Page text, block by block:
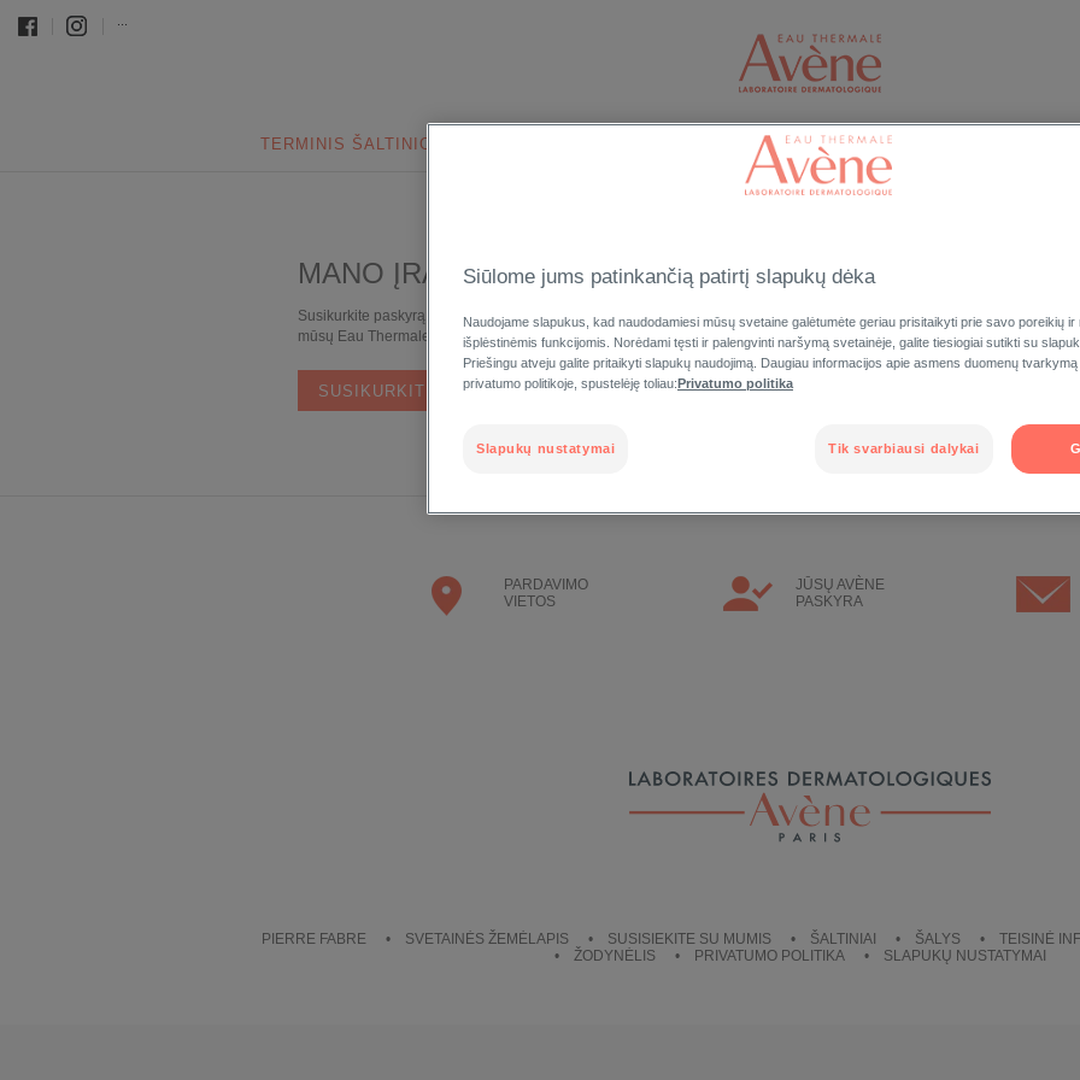
TERMINIS ŠALTINIO VANDUO APSAUGA NUO SAULĖS
PRISIJUNGTI
Pamiršote
MANO ĮRAŠAI
Susikurkite paskyrą, kad galėtumėte gauti naudą iš
mūsų Eau Thermale Aveve narių privilegijos
SUSIKURKITE PASKYRĄ
PARDAVIMO
VIETOS
JŪSŲ AVÈNE
PASKYRA
PIERRE FABRE SVETAINĖS ŽEMĖLAPIS SUSISIEKITE SU MUMIS ŠALTINIAI ŠALYS TEISINĖ
ŽODYNĖLIS
PRIVATUMO POLITIKA SLAPUKŲ NUSTATYMAI
Siūlome jums patinkančią patirtį slapukų dėka
Naudojame slapukus, kad naudodamiesi mūsų svetaine galėtumėte geriau prisitaikyti prie savo poreikių ir
išplėstinėmis funkcijomis. Norėdami tęsti ir palengvinti naršymą svetainėje, galite tiesiogiai sutikti su
Priešingu atveju galite pritaikyti slapukų naudojimą. Daugiau informacijos apie asmens duomenų
privatumo politikoje, spustelėję toliau: Privatumo politika
Slapukų nustatymai Tik svarbiausi dalykai